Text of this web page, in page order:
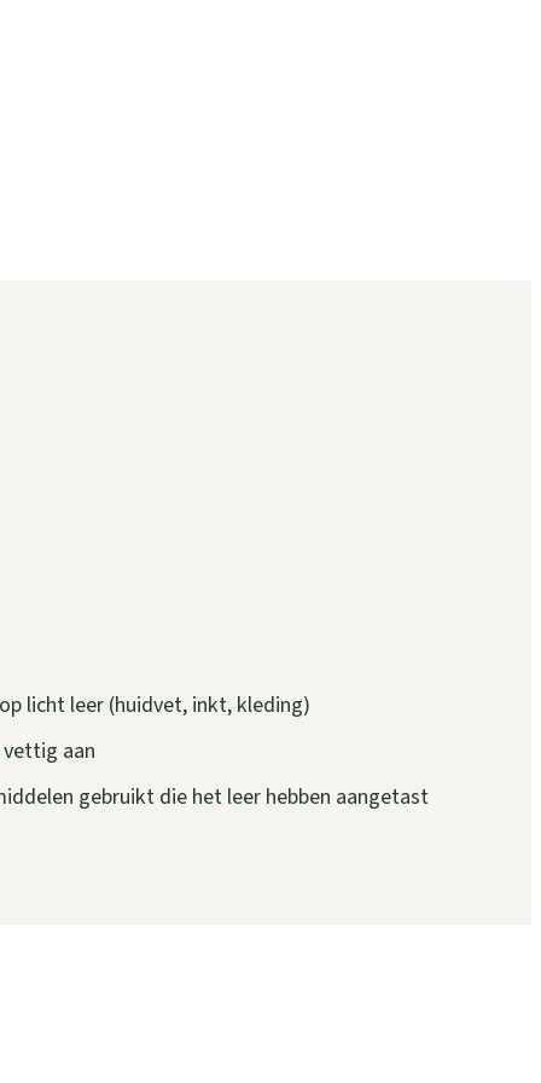
licht leer (huidvet, inkt, kleding)
aan
gebruikt die het leer hebben aangetast